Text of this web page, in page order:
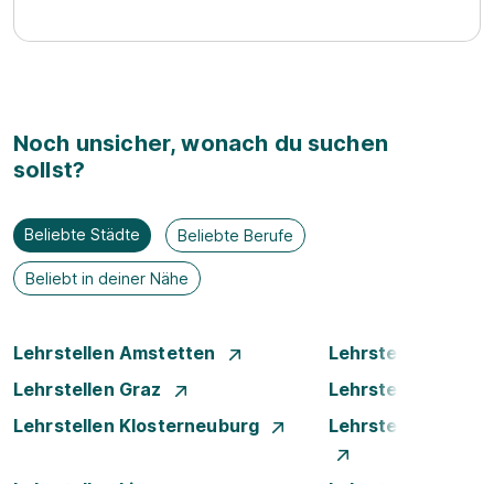
Noch unsicher, wonach du suchen
sollst?
Beliebte Städte Beliebte Berufe
Beliebt in deiner Nähe
Lehrstellen Amstetten
Lehrstellen
Lehrstellen Graz
Lehrstellen
Lehrstellen Klosterneuburg
Lehrstellen